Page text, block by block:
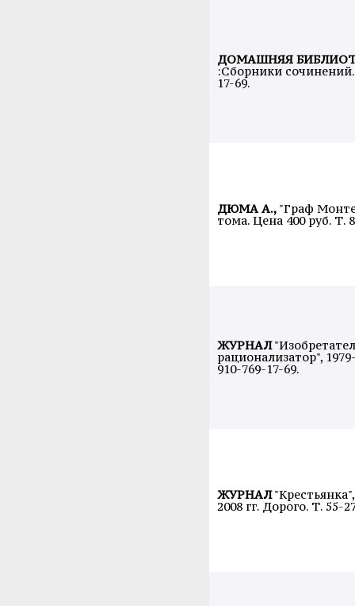
ДОМАШНЯЯ
:Сборники
17-69.
ДЮМА А., "Граф
тома. Цена 400 руб. Т.
ЖУРНАЛ
рационализатор",
910-769-17-69.
ЖУРНАЛ
2008 гг. Дорого. Т. 55-